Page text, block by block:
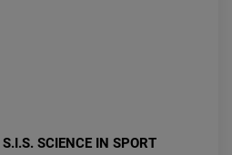
S.I.S. SCIENCE IN SPORT